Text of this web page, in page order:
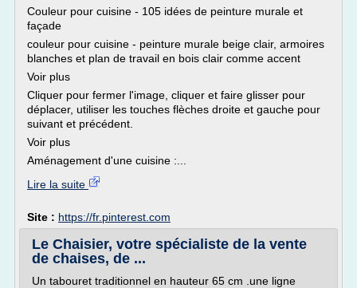
Couleur pour cuisine - 105 idées de peinture murale et
façade
couleur pour cuisine - peinture murale beige clair, armoires
blanches et plan de travail en bois clair comme accent
Voir plus
Cliquer pour fermer l'image, cliquer et faire glisser pour
déplacer, utiliser les touches flèches droite et gauche pour
suivant et précédent.
Voir plus
Aménagement d'une cuisine :...
Lire la suite
Site : https://fr.pinterest.com
Le Chaisier, votre spécialiste de la vente
de chaises, de ...
Un tabouret traditionnel en hauteur 65 cm .une ligne